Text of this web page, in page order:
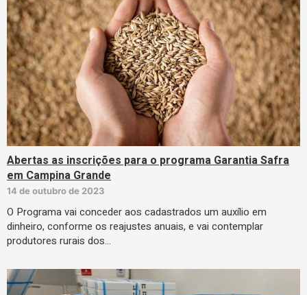
Abertas as inscrições para o programa Garantia Safra
em Campina Grande
14 de outubro de 2023
O Programa vai conceder aos cadastrados um auxílio em
dinheiro, conforme os reajustes anuais, e vai contemplar
produtores rurais dos…